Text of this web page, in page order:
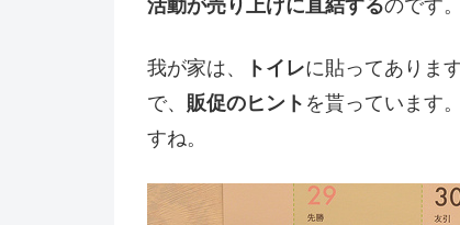
活動が売り上げに直結するのです。
我が家は、 トイレに貼ってありま
で、 販促のヒント を貰っています
すね。